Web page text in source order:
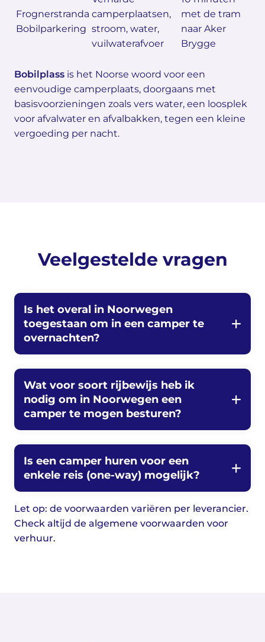
Frognerstranda
Bobilparkering
camperplaatsen,
stroom, water,
vuilwaterafvoer
met de tram
naar Aker
Brygge
Bobilplass is het Noorse woord voor een
eenvoudige camperplaats, doorgaans met
basisvoorzieningen zoals vers water, een loosplek
voor afvalwater en afvalbakken, tegen een kleine
vergoeding per nacht.
Veelgestelde vragen
Is het overal in Noorwegen
toegestaan om in een camper te
overnachten?
Wat voor soort rijbewijs heb ik
nodig om in Noorwegen een
camper te mogen besturen?
Is een camper huren voor een
enkele reis (one-way) mogelijk?
Let op: de voorwaarden variëren per leverancier.
Check altijd de algemene voorwaarden voor
verhuur.